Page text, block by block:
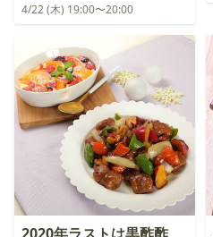
4/22 (木) 19:00〜20:00